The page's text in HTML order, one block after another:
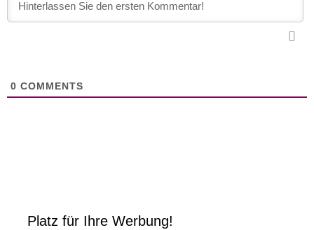
0 COMMENTS
Platz für Ihre Werbung!